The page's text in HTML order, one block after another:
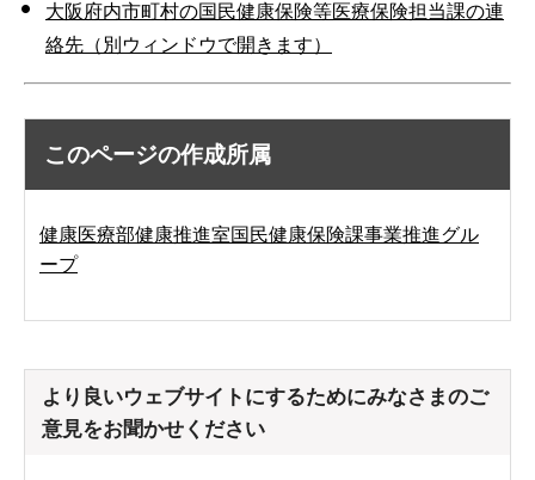
大阪府内市町村の国民健康保険等医療保険担当課の連
絡先（別ウィンドウで開きます）
このページの作成所属
健康医療部健康推進室国民健康保険課事業推進グル
ープ
より良いウェブサイトにするためにみなさまのご
意見をお聞かせください